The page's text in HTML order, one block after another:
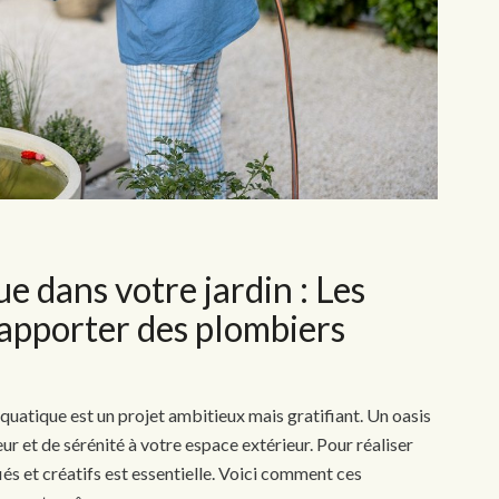
dans votre jardin : Les
des plombiers
est un projet ambitieux mais gratifiant. Un oasis
et de sérénité à votre espace extérieur. Pour réaliser
et créatifs est essentielle. Voici comment ces